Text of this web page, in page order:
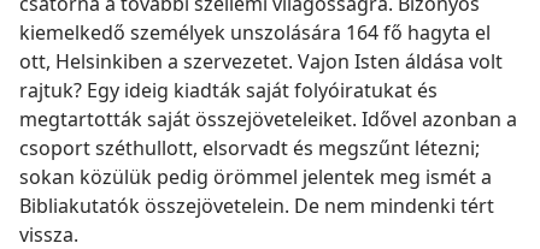
kiemelkedő személyek unszolására 164 fő hagyta el
ott, Helsinkiben a szervezetet. Vajon Isten áldása volt
rajtuk? Egy ideig kiadták saját folyóiratukat és
megtartották saját összejöveteleiket. Idővel azonban a
csoport széthullott, elsorvadt és megszűnt létezni;
sokan közülük pedig örömmel jelentek meg ismét a
Bibliakutatók összejövetelein. De nem mindenki tért
vissza.